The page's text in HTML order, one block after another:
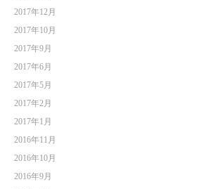
2017年12月
2017年10月
2017年9月
2017年6月
2017年5月
2017年2月
2017年1月
2016年11月
2016年10月
2016年9月